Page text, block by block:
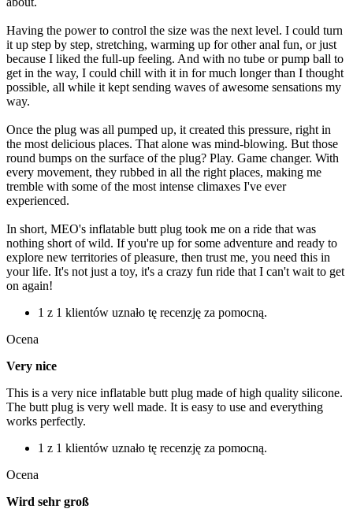
Having the power to control the size was the next level. I could turn
it up step by step, stretching, warming up for other anal fun, or just
because I liked the full-up feeling. And with no tube or pump ball to
get in the way, I could chill with it in for much longer than I thought
possible, all while it kept sending waves of awesome sensations my
way.
Once the plug was all pumped up, it created this pressure, right in
the most delicious places. That alone was mind-blowing. But those
round bumps on the surface of the plug? Play. Game changer. With
every movement, they rubbed in all the right places, making me
tremble with some of the most intense climaxes I've ever
experienced.
In short, MEO's inflatable butt plug took me on a ride that was
nothing short of wild. If you're up for some adventure and ready to
explore new territories of pleasure, then trust me, you need this in
your life. It's not just a toy, it's a crazy fun ride that I can't wait to get
on again!
1 z 1 klientów uznało tę recenzję za pomocną.
Ocena
Very nice
This is a very nice inflatable butt plug made of high quality silicone.
The butt plug is very well made. It is easy to use and everything
works perfectly.
1 z 1 klientów uznało tę recenzję za pomocną.
Ocena
Wird sehr groß